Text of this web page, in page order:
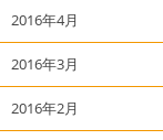
2016年4月
2016年3月
2016年2月